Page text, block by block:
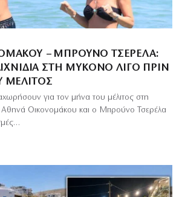
– ΜΠΡΟΎΝΟ ΤΣΕΡΈΛΑ:
ΣΤΗ ΜΎΚΟΝΟ ΛΊΓΟ ΠΡΙΝ
για τον μήνα του μέλιτος στη
Αθηνά Οικονομάκου και ο Μπρούνο Τσερέλα